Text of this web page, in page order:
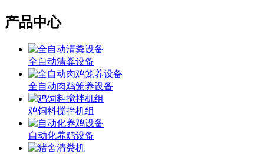
产品中心
全自动清粪设备
全自动肉鸡笼养设备
鸡饲料搅拌机组
自动化养鸡设备